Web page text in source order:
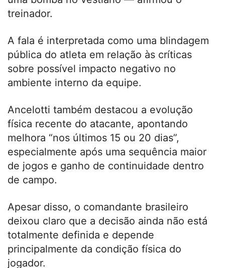
treinador.
A fala é interpretada como uma blindagem
pública do atleta em relação às críticas
sobre possível impacto negativo no
ambiente interno da equipe.
Ancelotti também destacou a evolução
física recente do atacante, apontando
melhora “nos últimos 15 ou 20 dias”,
especialmente após uma sequência maior
de jogos e ganho de continuidade dentro
de campo.
Apesar disso, o comandante brasileiro
deixou claro que a decisão ainda não está
totalmente definida e depende
principalmente da condição física do
jogador.